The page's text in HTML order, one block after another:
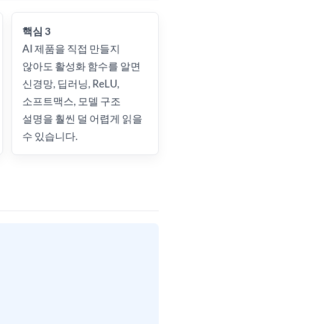
핵심 3
AI 제품을 직접 만들지
않아도 활성화 함수를 알면
신경망, 딥러닝, ReLU,
소프트맥스, 모델 구조
설명을 훨씬 덜 어렵게 읽을
수 있습니다.